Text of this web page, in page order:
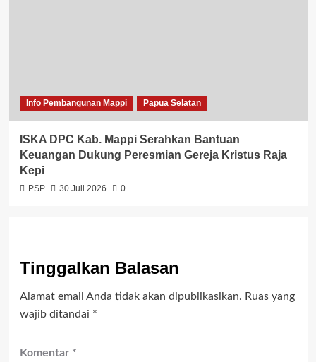
Info Pembangunan Mappi Papua Selatan
ISKA DPC Kab. Mappi Serahkan Bantuan
Keuangan Dukung Peresmian Gereja Kristus Raja
Kepi
PSP 30 Juli 2026 0
Tinggalkan Balasan
Alamat email Anda tidak akan dipublikasikan. Ruas yang
wajib ditandai *
Komentar *